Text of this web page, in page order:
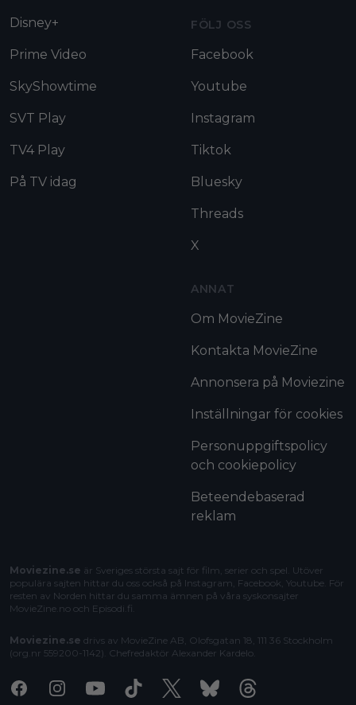
Disney+
Prime Video
SkyShowtime
SVT Play
TV4 Play
På TV idag
FÖLJ OSS
Facebook
Youtube
Instagram
Tiktok
Bluesky
Threads
X
ANNAT
Om MovieZine
Kontakta MovieZine
Annonsera på Moviezine
Inställningar för cookies
Personuppgiftspolicy
och cookiepolicy
Beteendebaserad
reklam
Moviezine.se är Sveriges största sajt för film, serier och spel. Utöver
populära sajten hittar du oss också på Instagram, Facebook, Youtube. För
resten av Norden hittar du samma ämnen på våra syskonsajter
MovieZine.no och Episodi.fi
Moviezine.se drivs av MovieZine AB, Olofsgatan 18, 111 36 Stockholm
(org.nr 559200-1142). Chefredaktör Alexander Kardelo
FacebookInstagramYoutubeTiktok X BlueskyThreads